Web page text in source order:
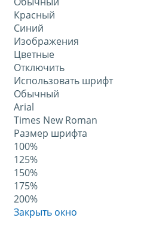
Красный
Синий
Изображения
Цветные
Отключить
Использовать шрифт
Обычный
Arial
Times New Roman
Размер шрифта
100%
125%
150%
175%
200%
Закрыть окно